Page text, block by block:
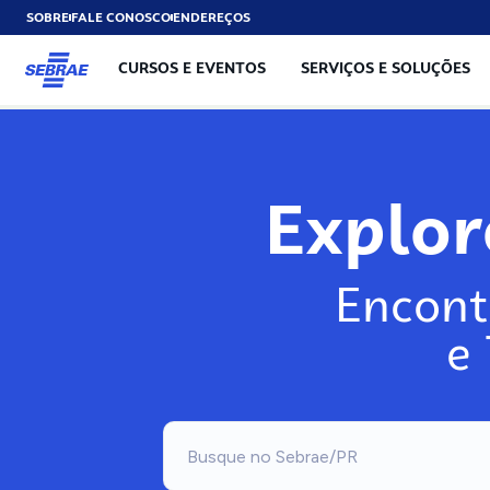
SOBREFALE CONOSCOENDEREÇOS
CURSOS E EVENTOS SERVIÇOS E SOLUÇÕES
e